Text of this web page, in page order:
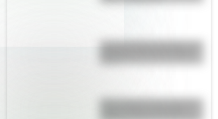
Castillo de Rafael Obligado, una
Parque Nacional San Guillermo: